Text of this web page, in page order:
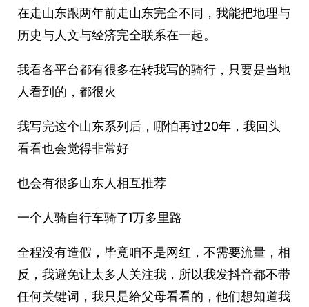
在走山东跟两年前走山东完全不同，我能把地理与
历史与人文与经济完全联系在一起。
我看各平台都有很多在转我写的骑行，只要是当地
人看到的，都很火
我写完这个山东系列后，哪怕再过20年，我回头
看看也会觉得非常好
也会有很多山东人相互推荐
一个人骑自行车骑了1万多里路
全程没有造假，毕竟咱不是网红，不需要流量，相
反，我避免让太多人关注我，所以我发抖音都不带
任何关键词，我只是给父母看看的，他们想知道我